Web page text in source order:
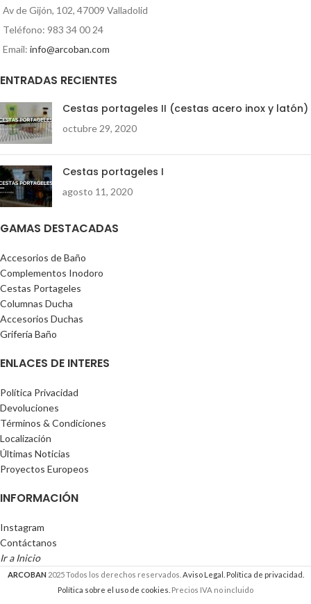
Av de Gijón, 102, 47009 Valladolid
Teléfono: 983 34 00 24
Email: info@arcoban.com
ENTRADAS RECIENTES
Cestas portageles II (cestas acero inox y latón)
octubre 29, 2020
Cestas portageles I
agosto 11, 2020
GAMAS DESTACADAS
Accesorios de Baño
Complementos Inodoro
Cestas Portageles
Columnas Ducha
Accesorios Duchas
Grifería Baño
ENLACES DE INTERES
Política Privacidad
Devoluciones
Términos & Condiciones
Localización
Últimas Noticias
Proyectos Europeos
INFORMACIÓN
Instagram
Contáctanos
Ir a Inicio
ARCOBAN 2025 Todos los derechos reservados. Aviso Legal. Política de privacidad.
Política sobre el uso de cookies. Precios IVA no incluido